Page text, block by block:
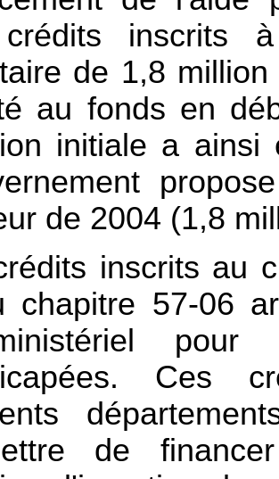
inscrits
de 1,8
au fonds en
initiale a ainsi
de 2004 (1,8
inscrits au
chapitre 57-06
pour
Ces
de